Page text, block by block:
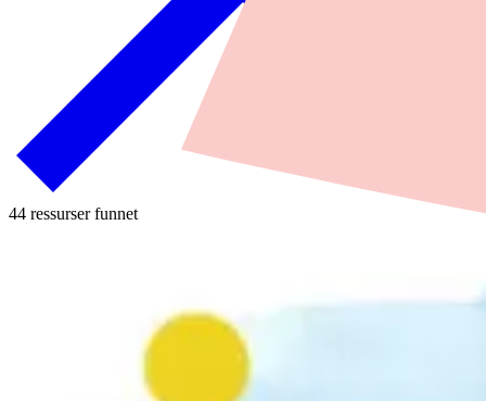
44 ressurser funnet